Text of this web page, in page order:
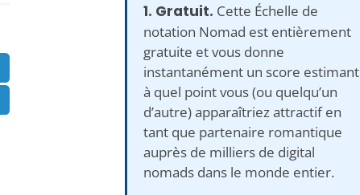
1. Gratuit. Cette Échelle de
notation Nomad est entièrement
gratuite et vous donne
instantanément un score estimant
à quel point vous (ou quelqu’un
d’autre) apparaîtriez attractif en
tant que partenaire romantique
auprès de milliers de digital
nomads dans le monde entier.